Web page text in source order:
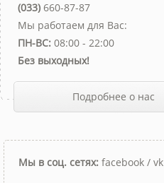
(033) 660-87-87
Мы работаем для Вас:
ПН-ВС: 08:00 - 22:00
Без выходных!
Подробнее о нас
Мы в соц. сетях: facebook / vk